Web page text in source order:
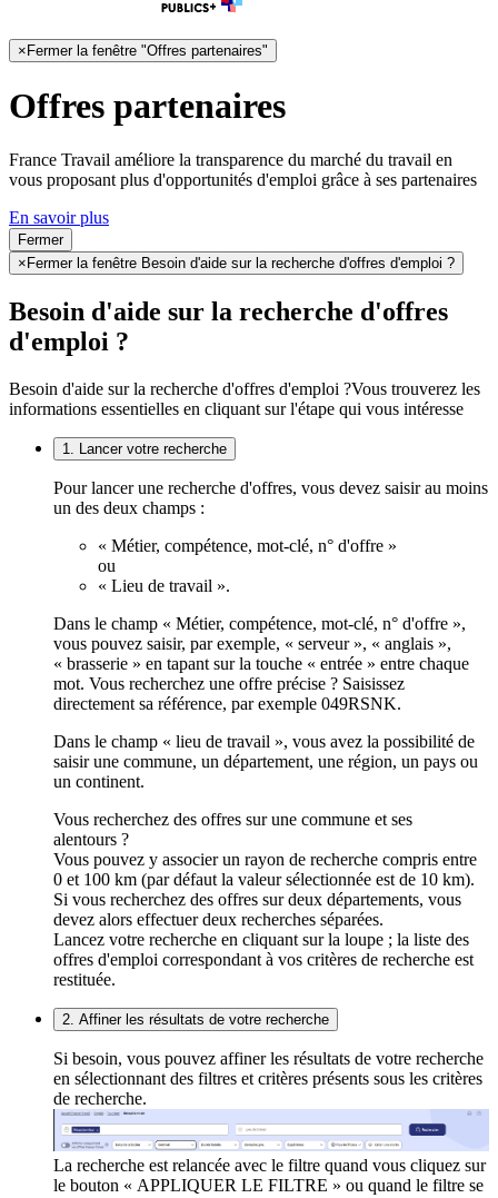
×Fermer la fenêtre "Offres partenaires"
Offres partenaires
France Travail améliore la transparence du marché du travail en
vous proposant plus d'opportunités d'emploi grâce à ses partenaires
En savoir plus
Fermer
× Fermer la fenêtre Besoin d'aide sur la recherche d'offres d'emploi ?
Besoin d'aide sur la recherche d'offres
d'emploi ?
Besoin d'aide sur la recherche d'offres d'emploi ?Vous trouverez les
informations essentielles en cliquant sur l'étape qui vous intéresse
1. Lancer votre recherche
Pour lancer une recherche d'offres, vous devez saisir au moins
un des deux champs :
« Métier, compétence, mot-clé, n° d'offre »
ou
« Lieu de travail ».
Dans le champ « Métier, compétence, mot-clé, n° d'offre »,
vous pouvez saisir, par exemple, « serveur », « anglais »,
« brasserie » en tapant sur la touche « entrée » entre chaque
mot. Vous recherchez une offre précise ? Saisissez
directement sa référence, par exemple 049RSNK.
Dans le champ « lieu de travail », vous avez la possibilité de
saisir une commune, un département, une région, un pays ou
un continent.
Vous recherchez des offres sur une commune et ses
alentours ?
Vous pouvez y associer un rayon de recherche compris entre
0 et 100 km (par défaut la valeur sélectionnée est de 10 km).
Si vous recherchez des offres sur deux départements, vous
devez alors effectuer deux recherches séparées.
Lancez votre recherche en cliquant sur la loupe ; la liste des
offres d'emploi correspondant à vos critères de recherche est
restituée.
2. Affiner les résultats de votre recherche
Si besoin, vous pouvez affiner les résultats de votre recherche
en sélectionnant des filtres et critères présents sous les critères
de recherche.
La recherche est relancée avec le filtre quand vous cliquez sur
le bouton « APPLIQUER LE FILTRE » ou quand le filtre se